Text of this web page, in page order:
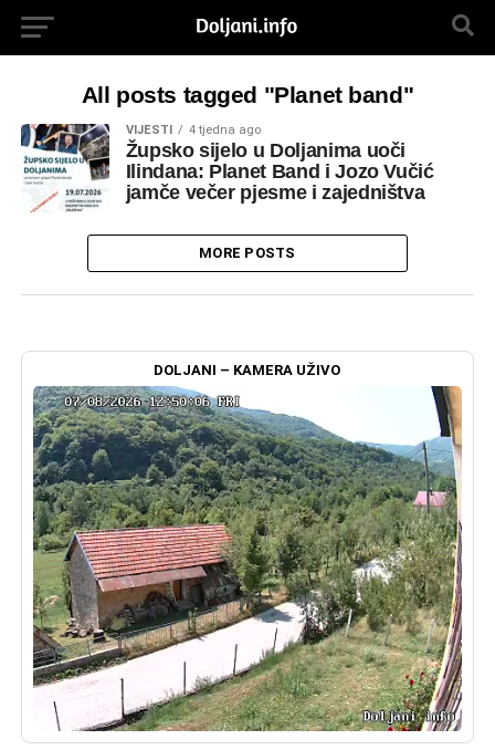
All posts tagged "Planet band"
VIJESTI 4 tjedna ago
Župsko sijelo u Doljanima uoči
Ilindana: Planet Band i Jozo Vučić
jamče večer pjesme i zajedništva
MORE POSTS
DOLJANI – KAMERA UŽIVO